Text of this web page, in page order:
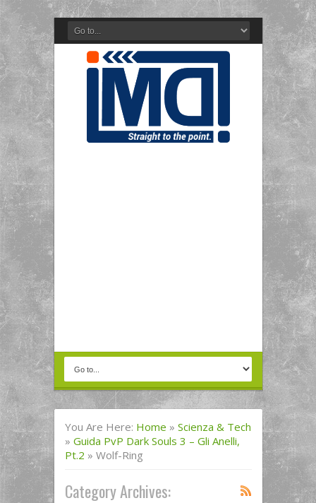
You Are Here: Home » Scienza & Tech
» Guida PvP Dark Souls 3 – Gli Anelli,
Pt.2 » Wolf-Ring
Category Archives: